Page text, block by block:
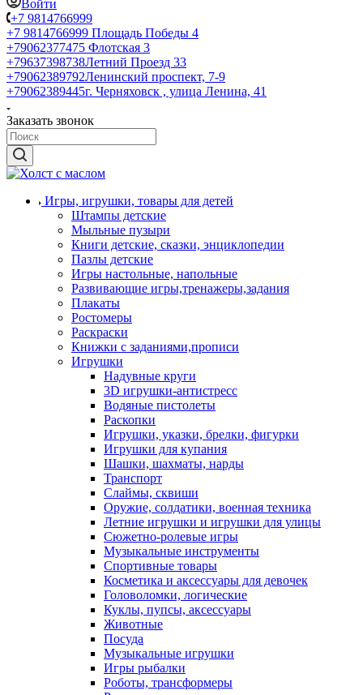
Войти
+7 9814766999
+7 9814766999 Площадь Победы 4
+79062377475 Флотская 3
+79637398738Летний Проезд 33
+79062389792Ленинский проспект, 7-9
+79062389445г. Черняховск , улица Ленина, 41
Заказать звонок
Игры, игрушки, товары для детей
Штампы детские
Мыльные пузыри
Книги детские, сказки, энциклопедии
Пазлы детские
Игры настольные, напольные
Развивающие игры,тренажеры,задания
Плакаты
Ростомеры
Раскраски
Книжки с заданиями,прописи
Игрушки
Надувные круги
3D игрушки-антистресс
Водяные пистолеты
Раскопки
Игрушки, указки, брелки, фигурки
Игрушки для купания
Шашки, шахматы, нарды
Транспорт
Слаймы, сквиши
Оружие, солдатики, военная техника
Летние игрушки и игрушки для улицы
Сюжетно-ролевые игры
Музыкальные инструменты
Спортивные товары
Косметика и аксессуары для девочек
Головоломки, логические
Куклы, пупсы, аксессуары
Животные
Посуда
Музыкальные игрушки
Игры рыбалки
Роботы, трансформеры